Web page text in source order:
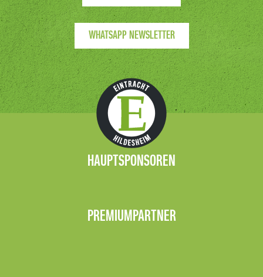
WHATSAPP NEWSLETTER
HAUPTSPONSOREN
PREMIUMPARTNER